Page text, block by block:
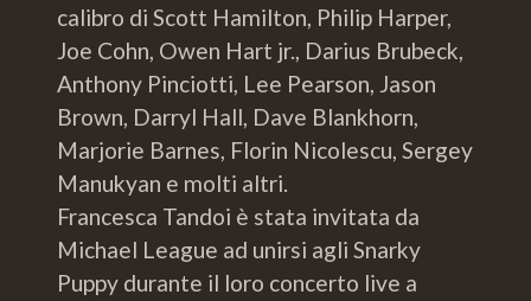
calibro di Scott Hamilton, Philip Harper,
Joe Cohn, Owen Hart jr., Darius Brubeck,
Anthony Pinciotti, Lee Pearson, Jason
Brown, Darryl Hall, Dave Blankhorn,
Marjorie Barnes, Florin Nicolescu, Sergey
Manukyan e molti altri.
Francesca Tandoi è stata invitata da
Michael League ad unirsi agli Snarky
Puppy durante il loro concerto live a